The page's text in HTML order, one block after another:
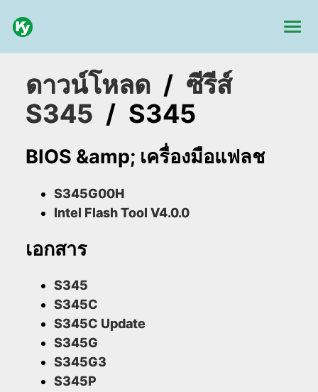
ดาวน์โหลด / ซีรีส์
S345 / S345
BIOS &amp; เครื่องมือแฟลช
S345G00H
Intel Flash Tool V4.0.0
เอกสาร
S345
S345C
S345C Update
S345G
S345G3
S345P